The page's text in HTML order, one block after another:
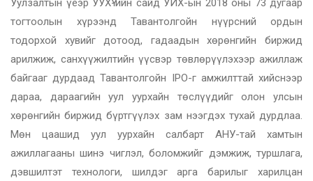
Уулзалтын үеэр УУХҮ-ийн сайд УИХ-ын 2018 оны 73 дугаар
тогтоолын хүрээнд Тавантолгойн нүүрсний ордын
тодорхой хувийг дотоод, гадаадын хөрөнгийн биржид
арилжиж, санхүүжилтийн үүсвэр төвлөрүүлэхээр ажиллаж
байгааг дурдаад Тавантолгойн IPO-г амжилттай хийснээр
дараа, дараагийн уул уурхайн төслүүдийг олон улсын
хөрөнгийн биржид бүртгүүлэх зам нээгдэх тухай дурдлаа.
Мөн цаашид уул уурхайн салбарт АНУ-тай хамтын
ажиллагааны шинэ чиглэл, боломжийг дэмжиж, туршлага,
дэвшилтэт технологи, шилдэг арга барилыг харилцан